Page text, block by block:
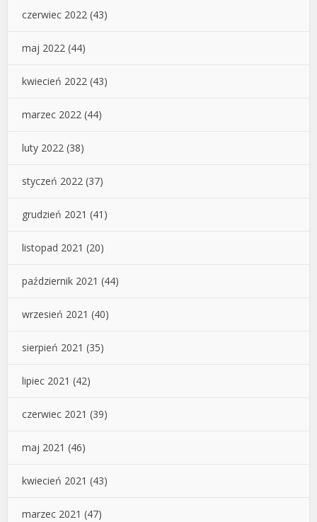
czerwiec 2022 (43)
maj 2022 (44)
kwiecień 2022 (43)
marzec 2022 (44)
luty 2022 (38)
styczeń 2022 (37)
grudzień 2021 (41)
listopad 2021 (20)
październik 2021 (44)
wrzesień 2021 (40)
sierpień 2021 (35)
lipiec 2021 (42)
czerwiec 2021 (39)
maj 2021 (46)
kwiecień 2021 (43)
marzec 2021 (47)